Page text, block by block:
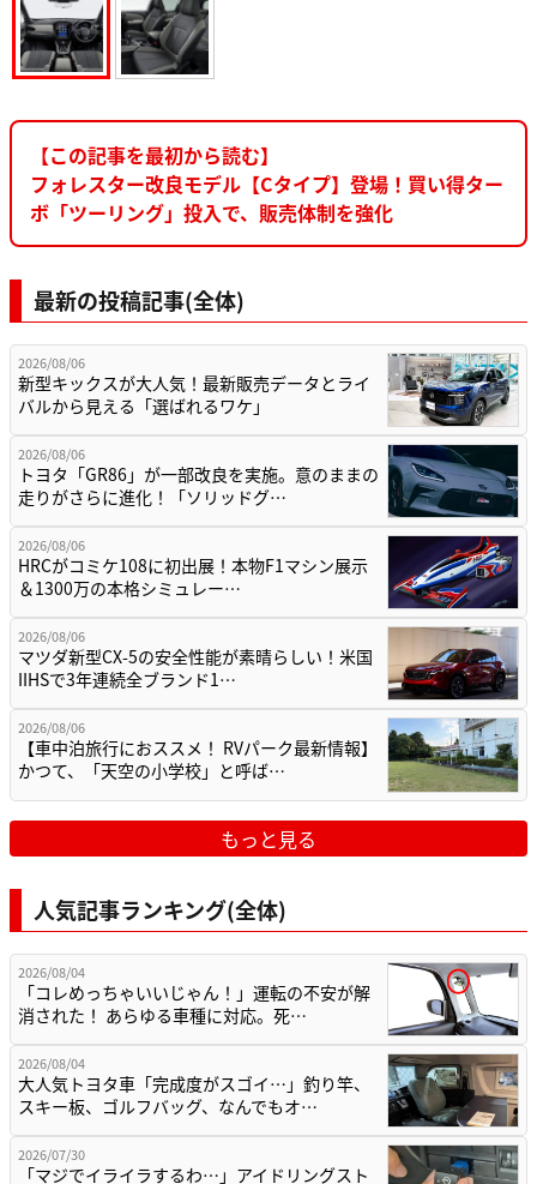
【この記事を最初から読む】
フォレスター改良モデル【Cタイプ】登場！買い得ター
ボ「ツーリング」投入で、販売体制を強化
最新の投稿記事(全体)
2026/08/06
新型キックスが大人気！最新販売データとライ
バルから見える「選ばれるワケ」
2026/08/06
トヨタ「GR86」が一部改良を実施。意のままの
走りがさらに進化！「ソリッドグ…
2026/08/06
HRCがコミケ108に初出展！本物F1マシン展示
＆1300万の本格シミュレー…
2026/08/06
マツダ新型CX-5の安全性能が素晴らしい！米国
IIHSで3年連続全ブランド1…
2026/08/06
【車中泊旅行におススメ！ RVパーク最新情報】
かつて、「天空の小学校」と呼ば…
もっと見る
人気記事ランキング(全体)
2026/08/04
「コレめっちゃいいじゃん！」運転の不安が解
消された！ あらゆる車種に対応。死…
2026/08/04
大人気トヨタ車「完成度がスゴイ…」釣り竿、
スキー板、ゴルフバッグ、なんでもオ…
2026/07/30
「マジでイライラするわ…」アイドリングスト